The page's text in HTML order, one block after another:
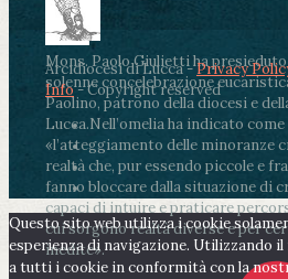
Mons. Paolo Giulietti ha
solenne concelebrazione
Paolino, patrono della diocesi e
Lucca.Nell’omelia ha indicato
«l’atteggiamento delle minoranze
realtà che, pur essendo piccole e
fanno bloccare dalla situazione di
capaci di intuire e praticare
cui sorgono realtà diverse e per
inedite».
Arcidiocesi di Lucca -Privacy
Info- Copyright reserved
Questo sito web utilizza i cookie
esperienza di navigazione. Utilizzando
a tutti i cookie in conformità con la